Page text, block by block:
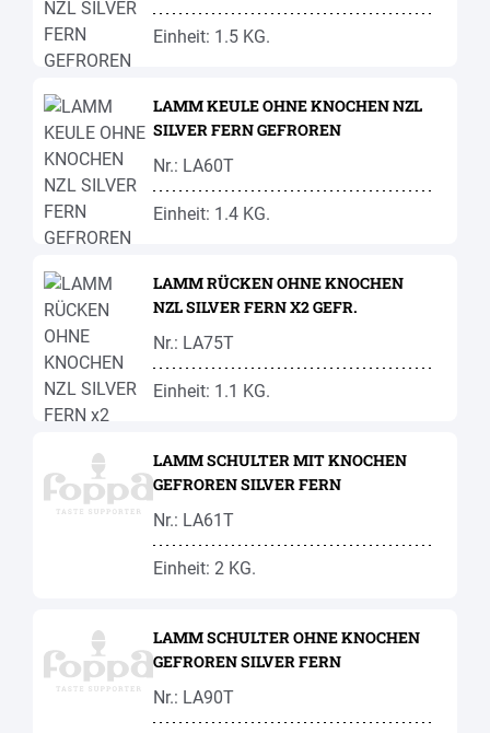
Einheit: 1.5 KG.
LAMM KEULE OHNE KNOCHEN NZL
SILVER FERN GEFROREN
Nr.: LA60T
Einheit: 1.4 KG.
LAMM RÜCKEN OHNE KNOCHEN
NZL SILVER FERN X2 GEFR.
Nr.: LA75T
Einheit: 1.1 KG.
LAMM SCHULTER MIT KNOCHEN
GEFROREN SILVER FERN
Nr.: LA61T
Einheit: 2 KG.
LAMM SCHULTER OHNE KNOCHEN
GEFROREN SILVER FERN
Nr.: LA90T